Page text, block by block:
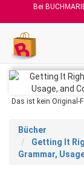
Bei
Das ist kein Original-
Bücher
Getting It
Grammar,